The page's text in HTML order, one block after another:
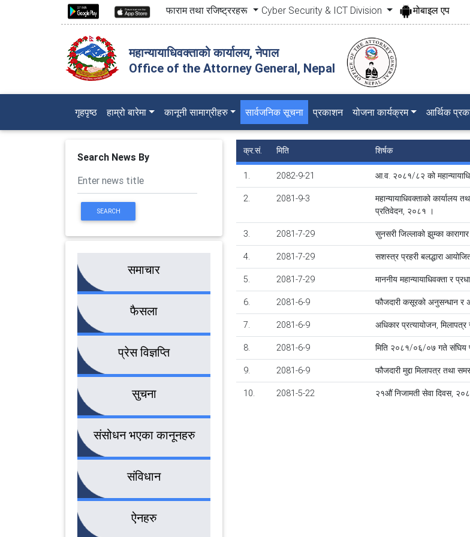
फाराम तथा रजिष्ट्ररहरू Cyber Security & ICT Division मोबाइल एप
महान्यायाधिवक्ताको कार्यालय, नेपाल
Office of the Attorney General, Nepal
गृहपृष्ठ(current)
हाम्रो बारेमा कानूनी सामाग्रीहरु सार्वजनिक सूचना प्रकाशन योजना कार्यक्रम आर्थिक
Search News By
SEARCH
समाचार
फैसला
प्रेस विज्ञप्ति
सुचना
संसोधन भएका कानूनहरु
संविधान
ऐनहरु
क्र.सं. मिति शिर्षक
1. 2082-9-21 आ.व. २०८१/८२ को
2. 2081-9-3
महान्यायाधिवक्ताको
प्रतिवेदन, २०८१ ।
3. 2081-7-29 सुनसरी जिल्लाको झुम्का
4. 2081-7-29 सशस्त्र प्रहरी बलद्धारा
5. 2081-7-29 माननीय महान्यायाधिवक्ता र
6. 2081-6-9 फौजदारी कसूरको अनुसन्धान र
7. 2081-6-9 अधिकार प्रत्यायोजन,
8. 2081-6-9 मिति २०८१/०६/०७ गते संघिय
9. 2081-6-9 फौजदारी मुद्दा मिलापत्र तथा
10. 2081-5-22 २१औं निजामती सेवा दिवस,